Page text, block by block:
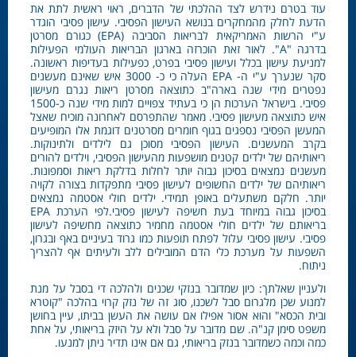
עוד בטרם נידרש לצד ההלכתי של הדברים, ראוי ראשית לתת את
הדעת לחלק מהמחקרים בנושא העישון הפסיבי. עישון פסיבי הוגדר
ע"י הרשות האמריקאית לבריאות הסביבה (EPA) כגורם מסרטן
בדרגה "A". לאור זאת הוכרזה בארגון הבריאות העולמי הפעילות
למניעת עישון בכלל ועישון פסיבי בפרט, כפעילות בעדיפות ראשונה.
סקר שנערך ע"י ה- EPA העלה כי כ- 3000 איש שאינם מעשנים
נפטרים מידי שנה בארה"ב כתוצאה מסרטן ריאות נגרם מעישון
פסיבי. בישראל הערכות הן כי בעתיד צפויים למות מידי שנה כ-1500
איש כתוצאה מעישון פסיבי. מאמר שהתפרסם לאחרונה מוכיח שאצל
המעשן הפסיבי נספגים בגוף חומרים מסרטנים דוגמת אלו המופיעים
בקרב המעשנים. העישון הפסיבי מסוכן גם לילדים ולתינוקות.
ריאותיהם של ילדים קטנים מושפעות מהעישון הפסיבי, וילדים להורים
מעשנים נמצאים בסיכון גבוה יותר לחלות בדלקת ריאות וסמפונות.
ריאותיהם של ילדים החשופים לעישון פסיבי מתפקדות בצורה לקויה
יותר. חלקם משתעלים באופן תמידי. ילדים חולי אסטמה נמצאים
בסיכון גבוה במיוחד בעת חשיפה לעישון פסיבי.לפי הערכת EPA
בריאותם של ילדים חולי אסטמה מחמיר כתוצאה מחשיפה לעישון
פסיבי. עישון פסיבי עלול לפתח תופעות כמו גרוד בעיניים באף ובגרון,
השפעות על מערכת כלי הדם המובילים ללב ולעיתים אף להצריך
ניתוח.
ולעניין שאלתך: כיון שמדובר בנזקי שכנים ולהלכה די בסבל על מנת
למנוע שכן מלגרום סבל לשכנו, סוג זה של נזק קרוי בהלכה "קוטרא
ובית הכסא" והוא אסור אפילו אם עושה את העשן בביתו, עיין בחושן
משפט סימן קנ"ה. שם מדובר על סבל ולא על היזק בריאותי, על אחת
כמה וכמה כשמדובר בנזק בריאותי, גם אם אינו תדיר ניתן למנעו.